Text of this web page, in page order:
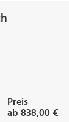
Preis
ab 838,00 €